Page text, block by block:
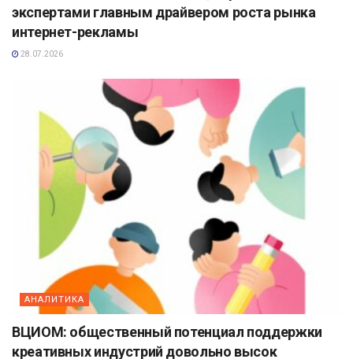
экспертами главным драйвером роста рынка
интернет-рекламы
28.07.2026
АНАЛИТИКА
ВЦИОМ: общественный потенциал поддержки
креативных индустрий довольно высок